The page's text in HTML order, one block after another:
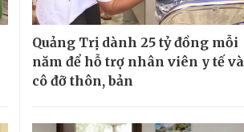
Quảng Trị dành 25 tỷ đồng mỗi
năm để hỗ trợ nhân viên y tế và
cô đỡ thôn, bản